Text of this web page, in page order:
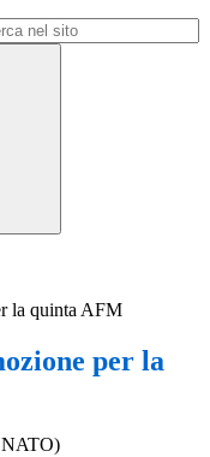
la quinta AFM
per la